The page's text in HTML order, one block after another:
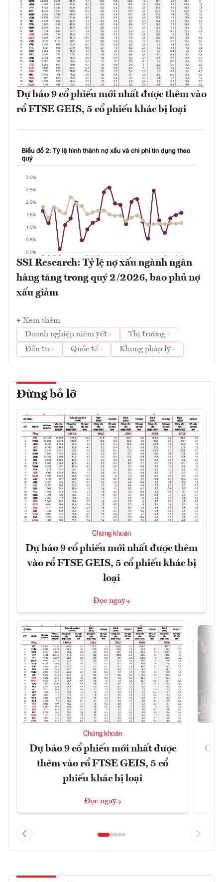
Dự báo 9 cổ phiếu mới nhất được thêm vào
rổ FTSE GEIS, 5 cổ phiếu khác bị loại
SSI Research: Tỷ lệ nợ xấu ngành ngân
hàng tăng trong quý 2/2026, bao phủ nợ
xấu giảm
Xem thêm
Doanh nghiệp niêm yết
Thị trường
Đầu tư
Quốc tế Khung pháp lý
Đừng bỏ lỡ
Chứng khoán
Dự báo 9 cổ phiếu mới nhất được thêm
vào rổ FTSE GEIS, 5 cổ phiếu khác bị
loại
Đọc ngay
Chứng khoán
Dự báo 9 cổ phiếu mới nhất được
thêm vào rổ FTSE GEIS, 5 cổ
phiếu khác bị loại
Đọc ngay
Có